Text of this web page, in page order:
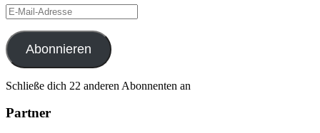
E-
Mail-
Adresse
Abonnieren
Schließe dich 22 anderen Abonnenten an
Partner